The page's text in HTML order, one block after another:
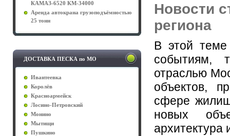
КАМАЗ-6520 КМ-34000
Аренда автокрана грузоподъёмностью
25 тонн
ДОСТАВКА ПЕСКА по МО
Ивантеевка
Королёв
Красноармейск
Лосино-Петровский
Монино
Мытищи
Пушкино
Новости
региона
В этой
событиям,
отраслью
объектов,
сфере
новых
архитектура